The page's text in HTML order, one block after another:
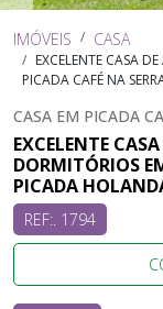
IMÓVEIS CASA
EXCELENTE CASA
PICADA CAFÉ NA
CASA EM PICADA
EXCELENTE
DORMITÓRIOS
PICADA
REF:. 1794